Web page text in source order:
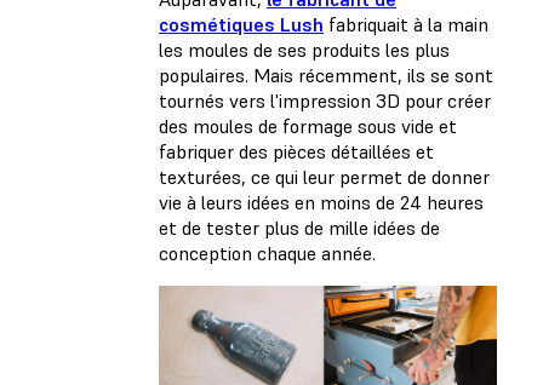
cosmétiques Lush fabriquait à la main
les moules de ses produits les plus
populaires. Mais récemment, ils se sont
tournés vers l'impression 3D pour créer
des moules de formage sous vide et
fabriquer des pièces détaillées et
texturées, ce qui leur permet de donner
vie à leurs idées en moins de 24 heures
et de tester plus de mille idées de
conception chaque année.